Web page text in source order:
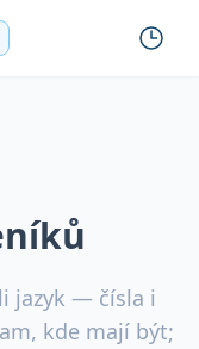
jazyk — čísla i
kde mají být;